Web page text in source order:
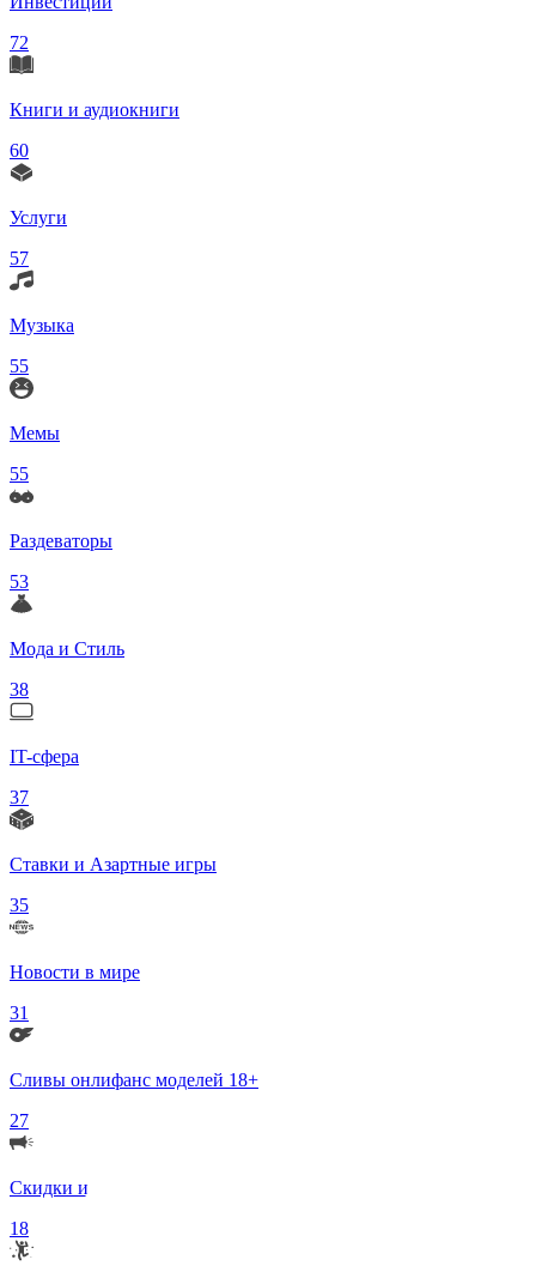
72
Книги и аудиокниги
60
Услуги
57
Музыка
55
Мемы
55
Раздеваторы
53
Мода и Стиль
38
IT-сфера
37
Ставки и Азартные игры
35
Новости в мире
31
Сливы онлифанс моделей 18+
27
Скидки и Акции
18